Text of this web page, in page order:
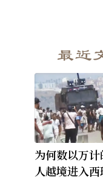
最近
为何数以万
人越境进入